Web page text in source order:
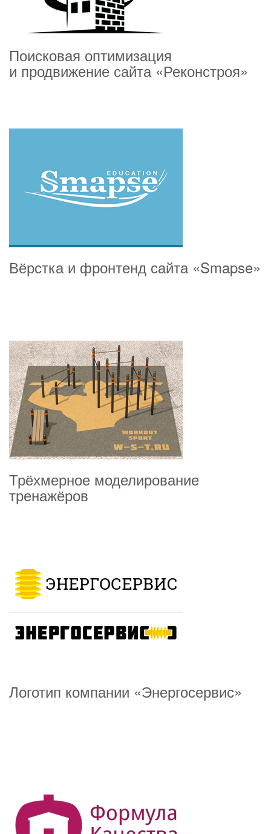
Поисковая оптимизация
и продвижение сайта «Реконстроя»
Вёрстка и фронтенд сайта «Smapse»
Трёхмерное моделирование
тренажёров
Логотип компании «Энергосервис»